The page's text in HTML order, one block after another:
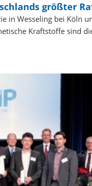
größter
in Wesseling bei Köln
Kraftstoffe sind